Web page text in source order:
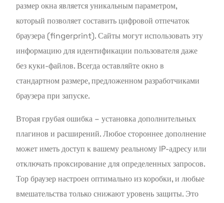
размер окна является уникальным параметром,
который позволяет составить цифровой отпечаток
браузера (fingerprint). Сайты могут использовать эту
информацию для идентификации пользователя даже
без куки-файлов. Всегда оставляйте окно в
стандартном размере, предложенном разработчиками
браузера при запуске.
Вторая грубая ошибка – установка дополнительных
плагинов и расширений. Любое стороннее дополнение
может иметь доступ к вашему реальному IP-адресу или
отключать проксирование для определенных запросов.
Тор браузер настроен оптимально из коробки, и любые
вмешательства только снижают уровень защиты. Это